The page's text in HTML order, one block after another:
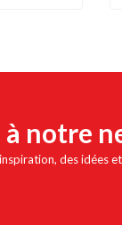
à notre
des idées